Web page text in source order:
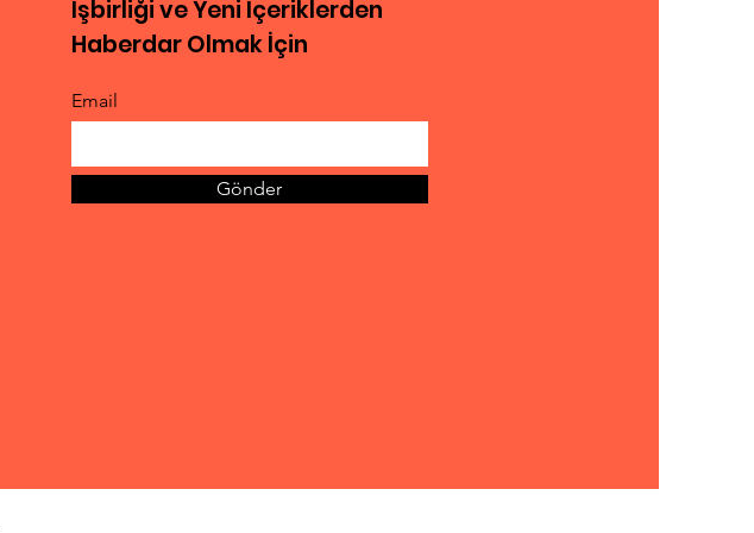
İşbirliği ve Yeni İçeriklerden
Haberdar Olmak İçin
Email
Gönder